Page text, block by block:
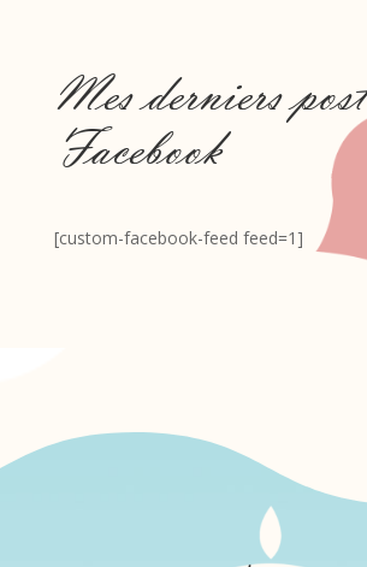
Mes derniers post
Facebook
[custom-facebook-feed feed=1]